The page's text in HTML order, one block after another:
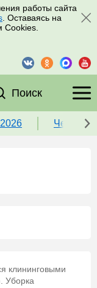
работы сайта
. Оставаясь на
Cookies.
Поиск
Чек-
клининговыми
Уборка